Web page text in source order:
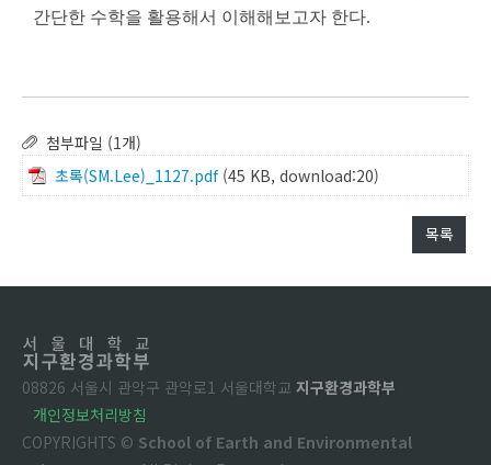
간단한 수학을 활용해서 이해해보고자 한다.
첨부파일 (1개)
초록(SM.Lee)_1127.pdf (45 KB, download:20)
목록
08826 서울시 관악구 관악로1 서울대학교 지구환경과학부
개인정보처리방침
COPYRIGHTS © School of Earth and Environmental